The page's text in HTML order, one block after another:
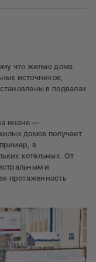
что жилые дома
источников,
в подвалах
иначе —
домов получает
в
котельных. От
и
протяженность